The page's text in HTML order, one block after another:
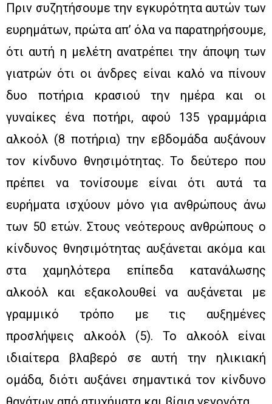
Πριν συζητήσουμε την εγκυρότητα αυτών των
ευρημάτων, πρώτα απ’ όλα να παρατηρήσουμε,
ότι αυτή η μελέτη ανατρέπει την άποψη των
γιατρών ότι οι άνδρες είναι καλό να πίνουν
δυο ποτήρια κρασιού την ημέρα και οι
γυναίκες ένα ποτήρι, αφού 135 γραμμάρια
αλκοόλ (8 ποτήρια) την εβδομάδα αυξάνουν
τον κίνδυνο θνησιμότητας. Το δεύτερο που
πρέπει να τονίσουμε είναι ότι αυτά τα
ευρήματα ισχύουν μόνο για ανθρώπους άνω
των 50 ετών. Στους νεότερους ανθρώπους ο
κίνδυνος θνησιμότητας αυξάνεται ακόμα και
στα χαμηλότερα επίπεδα κατανάλωσης
αλκοόλ και εξακολουθεί να αυξάνεται με
γραμμικό τρόπο με τις αυξημένες
προσλήψεις αλκοόλ (5). Το αλκοόλ είναι
ιδιαίτερα βλαβερό σε αυτή την ηλικιακή
ομάδα, διότι αυξάνει σημαντικά τον κίνδυνο